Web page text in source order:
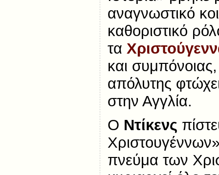
αναγνωστικό
καθοριστικό
τα
και
απόλυτης
στην Αγγλία.
Ο Ντίκενς
πνεύμα των